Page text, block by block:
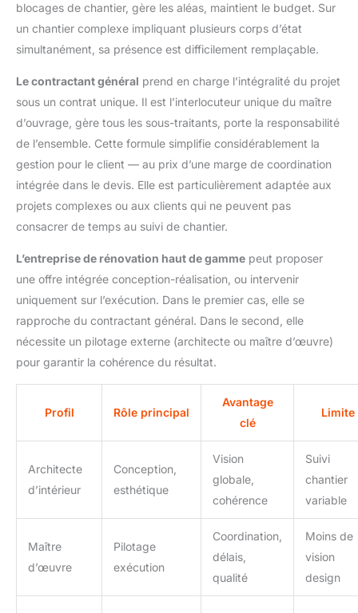
blocages de chantier, gère les aléas, maintient le budget. Sur
un chantier complexe impliquant plusieurs corps d’état
simultanément, sa présence est difficilement remplaçable.
Le contractant général prend en charge l’intégralité du projet
sous un contrat unique. Il est l’interlocuteur unique du maître
d’ouvrage, gère tous les sous-traitants, porte la responsabilité
de l’ensemble. Cette formule simplifie considérablement la
gestion pour le client — au prix d’une marge de coordination
intégrée dans le devis. Elle est particulièrement adaptée aux
projets complexes ou aux clients qui ne peuvent pas
consacrer de temps au suivi de chantier.
L’entreprise de rénovation haut de gamme peut proposer
une offre intégrée conception-réalisation, ou intervenir
uniquement sur l’exécution. Dans le premier cas, elle se
rapproche du contractant général. Dans le second, elle
nécessite un pilotage externe (architecte ou maître d’œuvre)
pour garantir la cohérence du résultat.
Profil Rôle principal
Avantage
clé
Limite
Architecte
d’intérieur
Conception,
esthétique
Vision
globale,
cohérence
Suivi
chantier
variable
Maître
d’œuvre
Pilotage
exécution
Coordination,
délais,
qualité
Moins de
vision
design